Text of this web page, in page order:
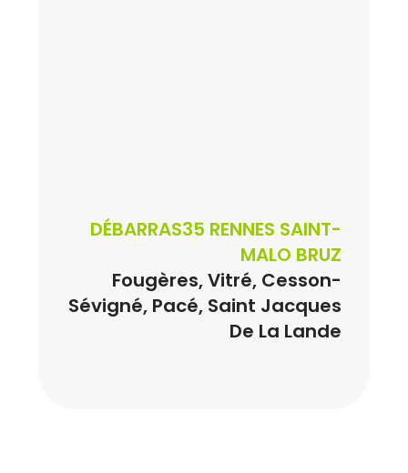
DÉBARRAS35 RENNES SAINT-
MALO BRUZ
Fougères, Vitré, Cesson-
Sévigné, Pacé, Saint Jacques
De La Lande